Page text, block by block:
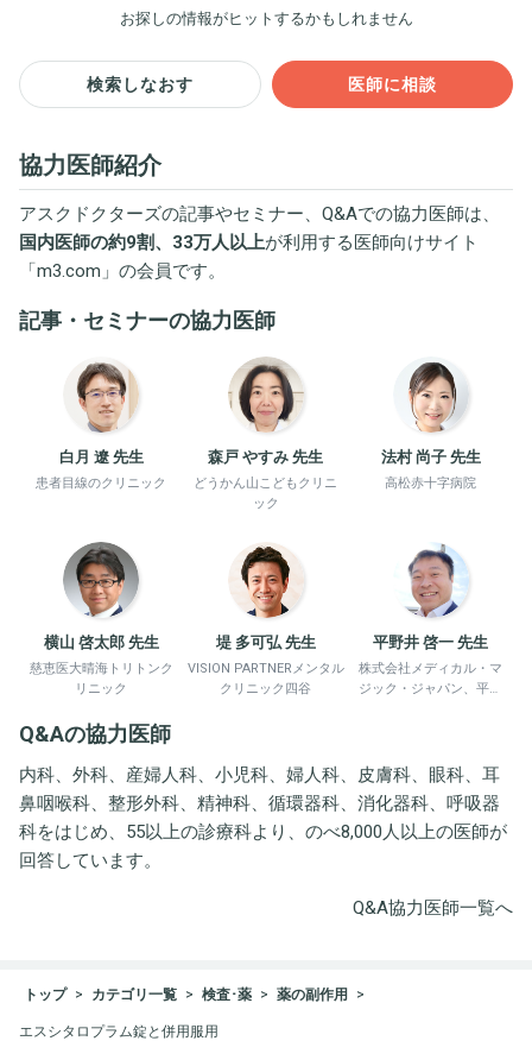
お探しの情報がヒットするかもしれません
検索しなおす 医師に相談
協力医師紹介
アスクドクターズの記事やセミナー、Q&Aでの協力医師は、
国内医師の約9割、33万人以上が利用する医師向けサイト
「m3.com 」の会員です。
記事・セミナーの協力医師
白月 遼 先生
患者目線のクリニック
森戸 やすみ 先生
どうかん山こどもクリニ
ック
法村 尚子 先生
高松赤十字病院
横山 啓太郎 先生
慈恵医大晴海トリトンク
リニック
堤 多可弘 先生
VISION PARTNERメンタル
クリニック四谷
平野井 啓一 先生
株式会社メディカル・マ
ジック・ジャパン、平野
Q&Aの協力医師
内科、外科、産婦人科、小児科、婦人科、皮膚科、眼科、耳
鼻咽喉科、整形外科、精神科、循環器科、消化器科、呼吸器
科をはじめ、55以上の診療科より、のべ8,000人以上の医師が
回答しています。
Q&A協力医師一覧へ
トップ カテゴリ一覧 検査･薬 薬の副作用
エスシタロプラム錠と併用服用